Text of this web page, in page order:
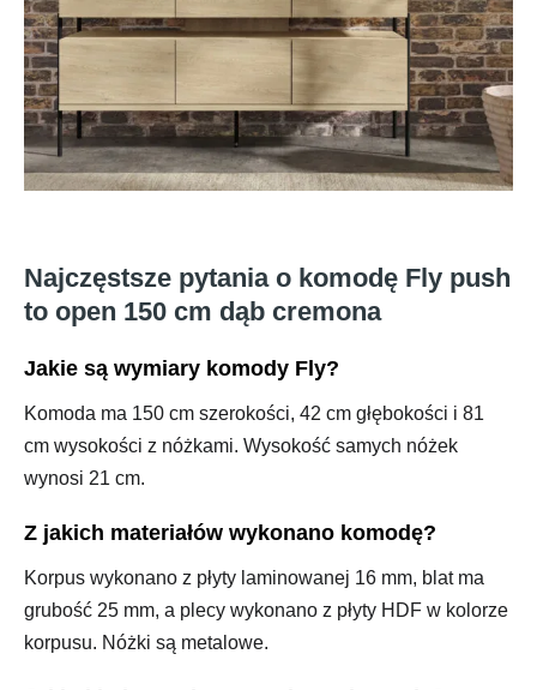
Najczęstsze pytania o komodę Fly push
to open 150 cm dąb cremona
Jakie są wymiary komody Fly?
Komoda ma 150 cm szerokości, 42 cm głębokości i 81
cm wysokości z nóżkami. Wysokość samych nóżek
wynosi 21 cm.
Z jakich materiałów wykonano komodę?
Korpus wykonano z płyty laminowanej 16 mm, blat ma
grubość 25 mm, a plecy wykonano z płyty HDF w kolorze
korpusu. Nóżki są metalowe.